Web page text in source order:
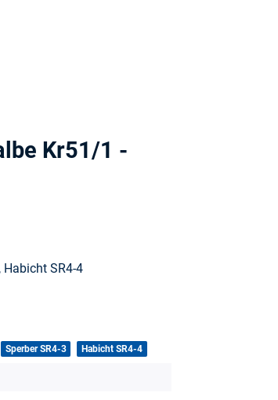
Kr51/1 -
Habicht SR4-4
Sperber SR4-3 Habicht SR4-4